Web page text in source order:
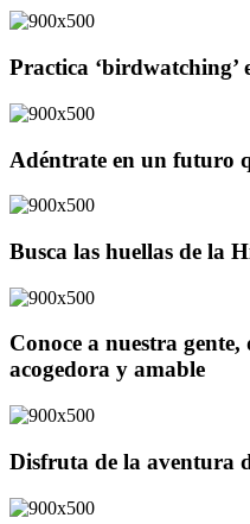
Practica ‘birdwatching’
Adéntrate en un futuro
Busca las huellas de la
Conoce a nuestra
acogedora y amable
Disfruta de la aventura